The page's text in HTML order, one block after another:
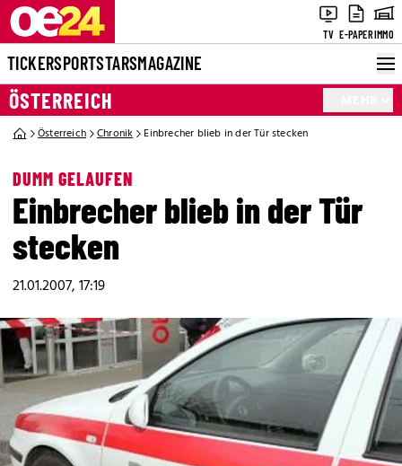
TV E-PAPERIMMO
TICKERSPORTSTARSMAGAZINE
ÖSTERREICH
Österreich Chronik Einbrecher blieb in der Tür stecken
DUMM GELAUFEN
Einbrecher blieb in der Tür
stecken
21.01.2007, 17:19